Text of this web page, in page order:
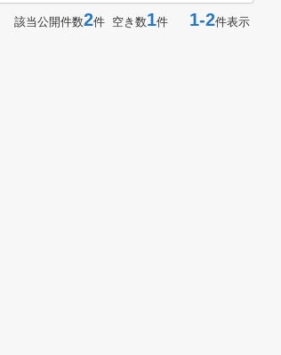
該当公開件数2件 空き数1件 1-2件表示